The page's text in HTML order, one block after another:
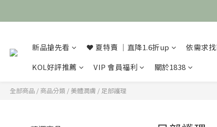
新品搶先看 ❤️ 夏特賣 ｜直降1.6折up
依需求
KOL好評推薦
VIP 會員福利 關於1838
全部商品 / 商品分類 / 美體潤膚 / 足部護理